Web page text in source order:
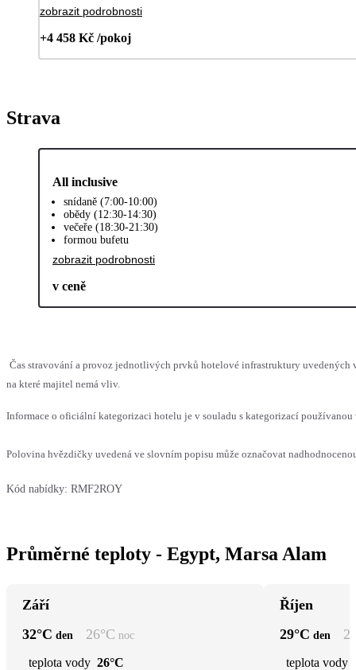
zobrazit podrobnosti
+4 458 Kč /pokoj
Strava
All inclusive
snídaně (7:00-10:00)
obědy (12:30-14:30)
večeře (18:30-21:30)
formou bufetu
zobrazit podrobnosti
v ceně
Čas stravování a provoz jednotlivých prvků hotelové infrastruktury uvedených
na které majitel nemá vliv.
Informace o oficiální kategorizaci hotelu je v souladu s kategorizací
Polovina hvězdičky uvedená ve slovním popisu může označovat
Kód nabídky: RMF2ROY
Průměrné teploty - Egypt, Marsa Alam
Září
32°C den 26°C noc
teplota vody 26°C
Říjen
29°C den
teplota vody